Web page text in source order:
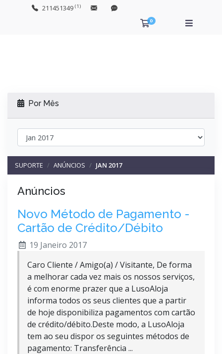
211451349 (1)
0
Carrinho de
Por Mês
SUPORTE ANÚNCIOS JAN 2017
Anúncios
Novo Método de Pagamento -
Cartão de Crédito/Débito
19 Janeiro 2017
Caro Cliente / Amigo(a) / Visitante, De forma
a melhorar cada vez mais os nossos serviços,
é com enorme prazer que a LusoAloja
informa todos os seus clientes que a partir
de hoje disponibiliza pagamentos com cartão
de crédito/débito.Deste modo, a LusoAloja
tem ao seu dispor os seguintes métodos de
pagamento: Transferência ...